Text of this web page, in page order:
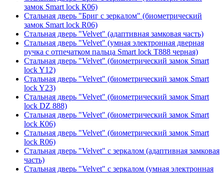
замок Smart lock К06)
Стальная дверь "Бриг с зеркалом" (биометрический
замок Smart lock R06)
Стальная дверь "Velvet" (адаптивная замковая часть)
Стальная дверь "Velvet" (умная электронная дверная
ручка с отпечатком пальца Smart lock T888 черная)
Стальная дверь "Velvet" (биометрический замок Smart
lock Y12)
Стальная дверь "Velvet" (биометрический замок Smart
lock Y23)
Стальная дверь "Velvet" (биометрический замок Smart
lock DZ 888)
Стальная дверь "Velvet" (биометрический замок Smart
lock К06)
Стальная дверь "Velvet" (биометрический замок Smart
lock R06)
Стальная дверь "Velvet" с зеркалом (адаптивная замковая
часть)
Стальная дверь "Velvet" с зеркалом (умная электронная